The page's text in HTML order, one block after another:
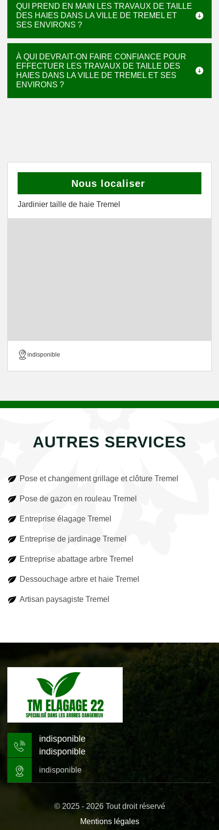
QUI PREND EN MAIN LES TRAVAUX DE TAILLE
DES HAIES DANS LA VILLE DE TREMEL ET
SES ENVIRONS ?
À QUI DEVRAIT-ON FAIRE CONFIANCE POUR
EFFECTUER LES TRAVAUX DE TAILLE DES
HAIES DANS LA VILLE DE TREMEL ET SES
ENVIRONS ?
Nous localiser
Jardinier taille de haie Tremel
indisponible
AUTRES SERVICES
Pose et changement grillage et clôture Tremel
Pose de gazon en rouleau Tremel
Entreprise élagage Tremel
Entreprise de jardinage Tremel
Entreprise abattage arbre Tremel
Dessouchage arbre et haie Tremel
Artisan paysagiste Tremel
indisponible
indisponible
indisponible
© 2025 - 2026 Tout droit réservé
Mentions légales